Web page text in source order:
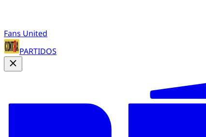
Fans United
PARTIDOS